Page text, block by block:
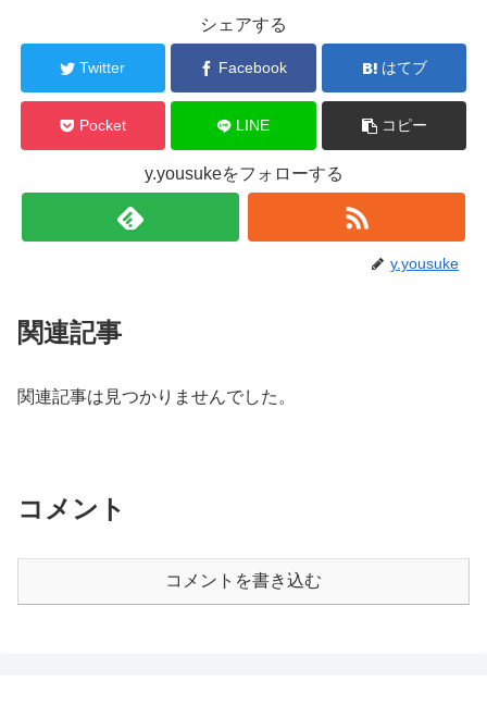
シェアする
Twitter Facebook はてブ
Pocket LINE コピー
y.yousukeをフォローする
y.yousuke
関連記事
関連記事は見つかりませんでした。
コメント
コメントを書き込む